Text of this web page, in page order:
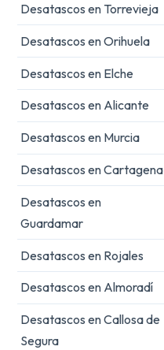
Desatascos en Torrevieja
Desatascos en Orihuela
Desatascos en Elche
Desatascos en Alicante
Desatascos en Murcia
Desatascos en Cartagena
Desatascos en
Guardamar
Desatascos en Rojales
Desatascos en Almoradí
Desatascos en Callosa de
Segura